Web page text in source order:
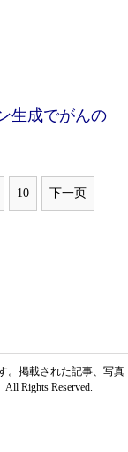
生成でがんの
10 下一页
。掲載された記事、写真
Rights Reserved.